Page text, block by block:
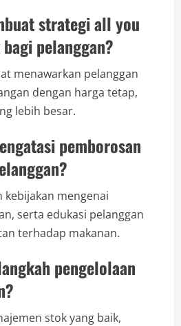
strategi all you
pelanggan?
menawarkan pelanggan
dengan harga tetap,
lebih besar.
pemborosan
mengenai
serta edukasi pelanggan
terhadap makanan.
pengelolaan
stok yang baik,